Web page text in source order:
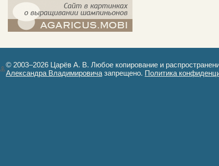
© 2003–2026 Царёв А. В. Любое копирование и
Александра Владимировича запрещено. Политика
Авторизация